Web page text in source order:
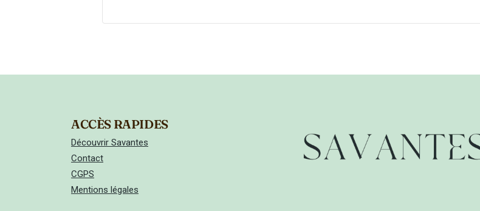
ACCÈS RAPIDES
Découvrir Savantes
Contact
CGPS
Mentions légales